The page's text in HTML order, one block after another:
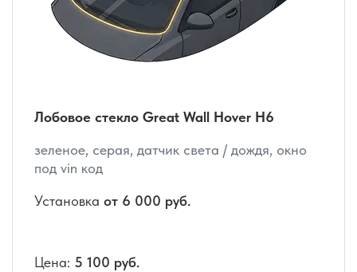
Лобовое стекло Great Wall Hover H6
зеленое, серая, датчик света / дождя, окно
под vin код
Установка от 6 000 руб.
Цена: 5 100 руб.